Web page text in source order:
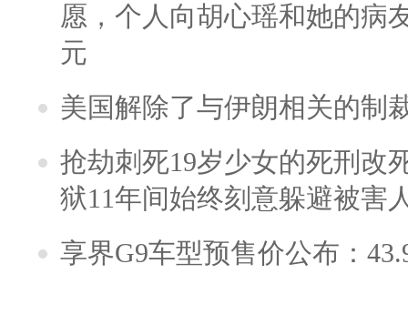
愿，个人向胡心瑶和她的病
元
美国解除了与伊朗相关的制
抢劫刺死19岁少女的死刑改
狱11年间始终刻意躲避被害
享界G9车型预售价公布：